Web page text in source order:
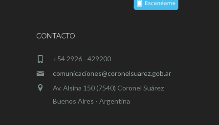
CONTACTO:
+54 2926 - 429200
comunicaciones@coronelsuarez.gob.ar
Av. Alsina 150 (7540) Coronel Suárez
Buenos Aires - Argentina